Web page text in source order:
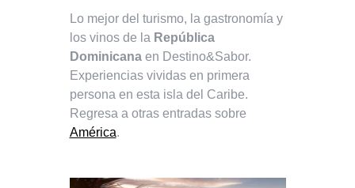
Lo mejor del turismo, la gastronomía y
los vinos de la República
Dominicanaen Destino&Sabor.
Experiencias vividas en primera
persona en esta isla del Caribe.
Regresa a otras entradas sobre
América.